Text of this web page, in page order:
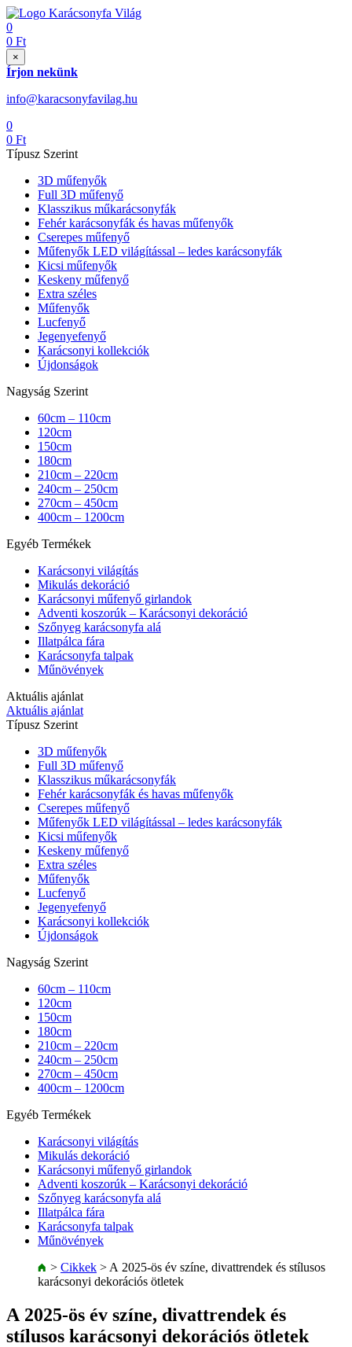
0
0 Ft
×
Írjon nekünk
info@karacsonyfavilag.hu
0
0 Ft
Típusz Szerint
3D műfenyők
Full 3D műfenyő
Klasszikus műkarácsonyfák
Fehér karácsonyfák és havas műfenyők
Cserepes műfenyő
Műfenyők LED világítással – ledes karácsonyfák
Kicsi műfenyők
Keskeny műfenyő
Extra széles
Műfenyők
Lucfenyő
Jegenyefenyő
Karácsonyi kollekciók
Újdonságok
Nagyság Szerint
60cm – 110cm
120cm
150cm
180cm
210cm – 220cm
240cm – 250cm
270cm – 450cm
400cm – 1200cm
Egyéb Termékek
Karácsonyi világítás
Mikulás dekoráció
Karácsonyi műfenyő girlandok
Adventi koszorúk – Karácsonyi dekoráció
Szőnyeg karácsonyfa alá
Illatpálca fára
Karácsonyfa talpak
Műnövények
Aktuális ajánlat
Aktuális ajánlat
Típusz Szerint
3D műfenyők
Full 3D műfenyő
Klasszikus műkarácsonyfák
Fehér karácsonyfák és havas műfenyők
Cserepes műfenyő
Műfenyők LED világítással – ledes karácsonyfák
Kicsi műfenyők
Keskeny műfenyő
Extra széles
Műfenyők
Lucfenyő
Jegenyefenyő
Karácsonyi kollekciók
Újdonságok
Nagyság Szerint
60cm – 110cm
120cm
150cm
180cm
210cm – 220cm
240cm – 250cm
270cm – 450cm
400cm – 1200cm
Egyéb Termékek
Karácsonyi világítás
Mikulás dekoráció
Karácsonyi műfenyő girlandok
Adventi koszorúk – Karácsonyi dekoráció
Szőnyeg karácsonyfa alá
Illatpálca fára
Karácsonyfa talpak
Műnövények
> Cikkek > A 2025-ös év színe, divattrendek és stílusos
karácsonyi dekorációs ötletek
A 2025-ös év színe, divattrendek és
stílusos karácsonyi dekorációs ötletek